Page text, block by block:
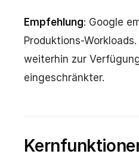
Empfehlung: Google
Produktions-
weiterhin zur
eingeschränkter.